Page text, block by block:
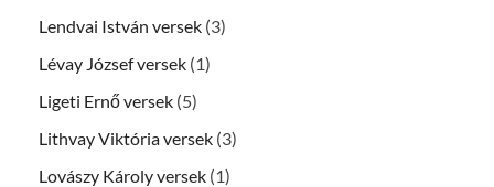
Lendvai István versek (3)
Lévay József versek (1)
Ligeti Ernő versek (5)
Lithvay Viktória versek (3)
Lovászy Károly versek (1)